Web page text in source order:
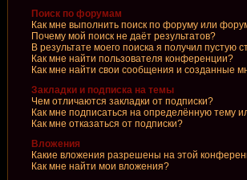
Поиск по форумам
Как мне выполнить поиск по форуму или
Почему мой поиск не даёт результатов?
В результате моего поиска я получил пустую
Как мне найти пользователя конференции?
Как мне найти свои сообщения и созданные
Закладки и подписка на темы
Чем отличаются закладки от подписки?
Как мне подписаться на определённую тему
Как мне отказаться от подписки?
Вложения
Какие вложения разрешены на этой
Как мне найти мои вложения?